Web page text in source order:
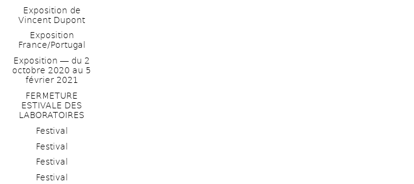
Exposition de
Vincent Dupont
Exposition
France/Portugal
Exposition ― du 2
octobre 2020 au 5
février 2021
FERMETURE
ESTIVALE DES
LABORATOIRES
Festival
Festival
Festival
Festival